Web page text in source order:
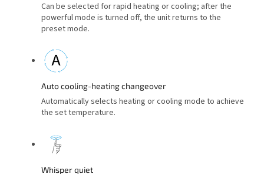
Can be selected for rapid heating or cooling; after the
powerful mode is turned off, the unit returns to the
preset mode.
Auto cooling-heating changeover
Automatically selects heating or cooling mode to achieve
the set temperature.
Whisper quiet